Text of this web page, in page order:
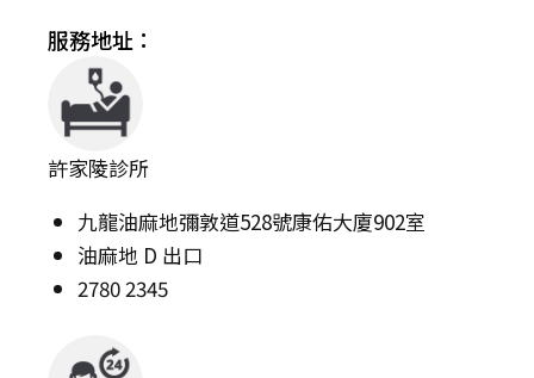
服務地址：
許家陵診所
九龍油麻地彌敦道528號康佑大廈902室
油麻地 D 出口
2780 2345